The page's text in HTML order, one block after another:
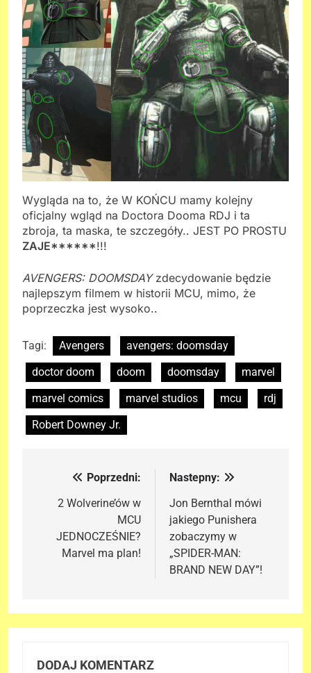
Wygląda na to, że W KOŃCU mamy kolejny
oficjalny wgląd na Doctora Dooma RDJ i ta
zbroja, ta maska, te szczegóły.. JEST PO PROSTU
ZAJE******!!!
AVENGERS: DOOMSDAYzdecydowanie będzie
najlepszym filmem w historii MCU, mimo, że
poprzeczka jest wysoko..
Tagi: Avengers
avengers: doomsday
doctor doom
doom doomsday
marvel
marvel comics
marvel studios mcu
rdj
Robert Downey Jr.
Nawigacja
wpisu
Poprzedni:
2 Wolverine’ów w
MCU
JEDNOCZEŚNIE?
Marvel ma plan!
Nastepny:
Jon Bernthal mówi
jakiego Punishera
zobaczymy w
„SPIDER-MAN:
BRAND NEW DAY”!
DODAJ KOMENTARZ